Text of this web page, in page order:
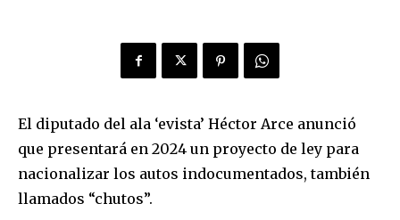
El diputado del ala ‘evista’ Héctor Arce anunció
que presentará en 2024 un proyecto de ley para
nacionalizar los autos indocumentados, también
llamados “chutos”.